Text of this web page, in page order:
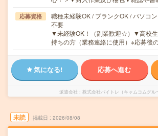
応募資格
職種未経験OK / ブランクOK / パソコ
不要
▼未経験OK！（副業歓迎☆）▼高校
持ちの方（業務連絡に使用）※応募後
気になる! 応募へ進む
派遣会社 株式会社バイトレ（キャムコムグル
未読 掲載日 2026/08/08